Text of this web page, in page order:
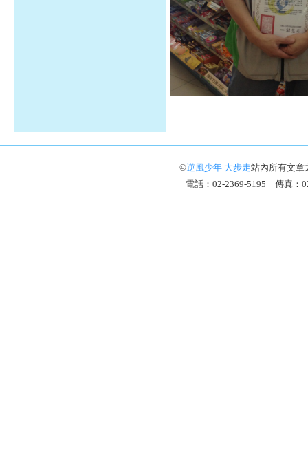
©逆風少年 大步走站內所有文章
電話：02-2369-5195 傳真：